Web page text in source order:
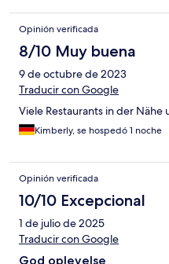
Opinión verificada
8/10 Muy buena
9 de octubre de 2023
Traducir con Google
Viele Restaurants in der Nähe
Kimberly, se hospedó 1 noche
Opinión verificada
10/10 Excepcional
1 de julio de 2025
Traducir con Google
God oplevelse